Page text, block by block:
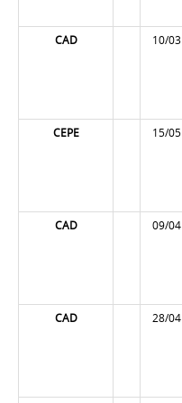
CAD
10/03
CEPE
15/05
CAD
09/04
CAD
28/04